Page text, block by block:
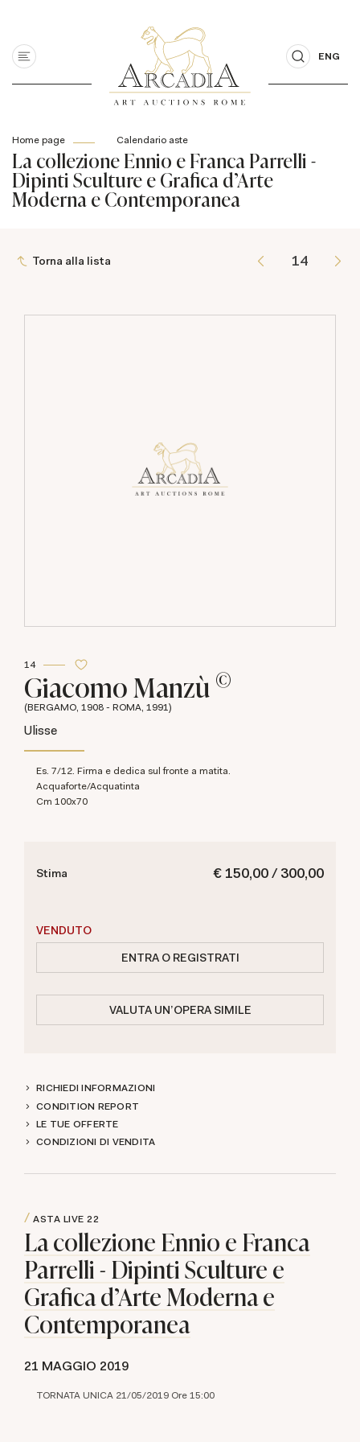
ENG
Home page Calendario aste
La collezione Ennio e Franca Parrelli -
Dipinti Sculture e Grafica d'Arte
Moderna e Contemporanea
Torna alla lista
14
Giacomo Manzù ©
(BERGAMO, 1908 - ROMA, 1991)
Ulisse
es. 7/12. Firma e dedica sul fronte a matita.
Acquaforte/Acquatinta
cm 100x70
€ 150,00 / 300,00
Stima
VENDUTO
ENTRA O REGISTRATI
VALUTA UN'OPERA SIMILE
RICHIEDI INFORMAZIONI
CONDITION REPORT
LE TUE OFFERTE
CONDIZIONI DI VENDITA
ASTA LIVE 22
La collezione Ennio e Franca
Parrelli - Dipinti Sculture e
Grafica d'Arte Moderna e
Contemporanea
21 MAGGIO 2019
TORNATA UNICA 21/05/2019 Ore 15:00